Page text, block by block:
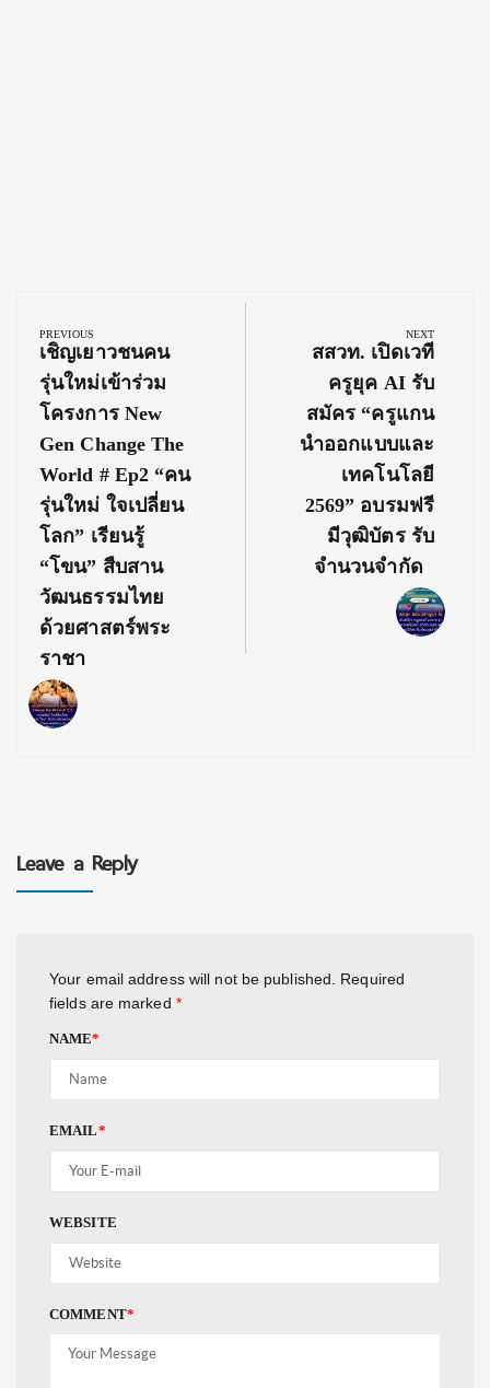
navigation
PREVIOUS
Previous
Post:
เชิญเยาวชนคน
รุ่นใหม่เข้าร่วม
โครงการ New
Gen Change The
World # Ep2 “คน
รุ่นใหม่ ใจเปลี่ยน
โลก” เรียนรู้
“โขน” สืบสาน
วัฒนธรรมไทย
ด้วยศาสตร์พระ
ราชา
NEXT
Next
Post:
สสวท. เปิดเวที
ครูยุค AI รับ
สมัคร “ครูแกน
นำออกแบบและ
เทคโนโลยี
2569” อบรมฟรี
มีวุฒิบัตร รับ
จำนวนจำกัด
Leave a Reply
Your email address will not be published.
Required
fields are marked *
NAME*
EMAIL*
WEBSITE
COMMENT*